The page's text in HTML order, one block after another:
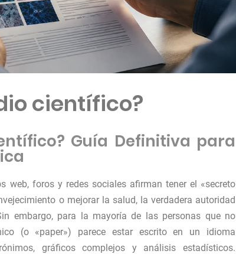
científico?
Guía Definitiva para
web, foros y redes sociales afirman tener el «secreto
o mejorar la salud, la verdadera autoridad
embargo, para la mayoría de las personas que no
(o «paper») parece estar escrito en un idioma
gráficos complejos y análisis estadísticos.